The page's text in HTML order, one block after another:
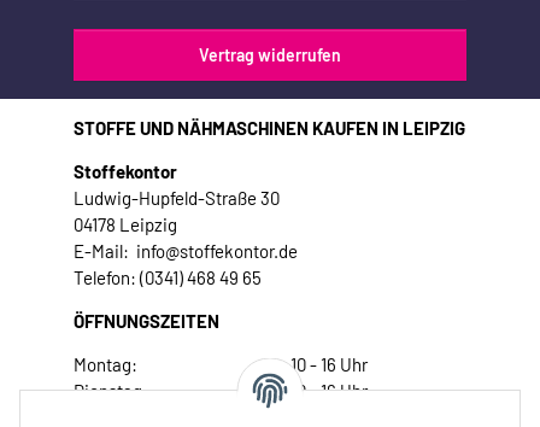
Vertrag widerrufen
STOFFE UND NÄHMASCHINEN KAUFEN IN LEIPZIG
Stoffekontor
Ludwig-Hupfeld-Straße 30
04178 Leipzig
E-Mail: info@stoffekontor.de
Telefon: (0341) 468 49 65
ÖFFNUNGSZEITEN
Montag:
10 - 16 Uhr
Dienstag:
10 - 16 Uhr